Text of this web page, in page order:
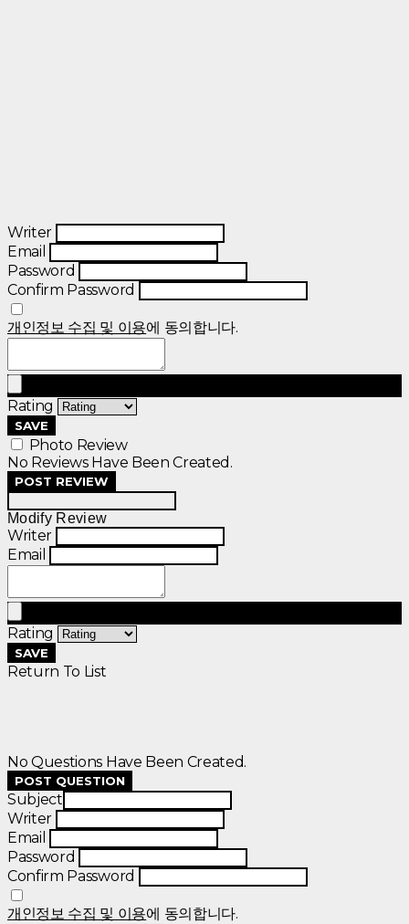
Writer
Email
Password
Confirm Password
개인정보 수집 및 이용에 동의합니다.
Rating
SAVE
Photo Review
No Reviews Have Been Created.
POST REVIEW
Modify Review
Writer
Email
Rating
SAVE
Return To List
No Questions Have Been Created.
POST QUESTION
Subject
Writer
Email
Password
Confirm Password
개인정보 수집 및 이용에 동의합니다.